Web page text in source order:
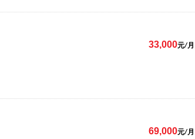
33,000元/月
69,000元/月